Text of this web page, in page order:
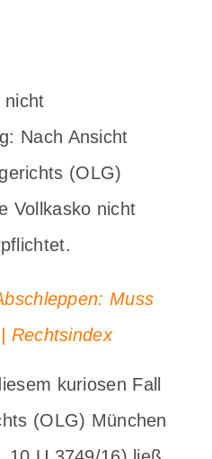
nicht
Nach Ansicht
(OLG)
Vollkasko nicht
Muss
Rechtsindex
kuriosen Fall
(OLG) München